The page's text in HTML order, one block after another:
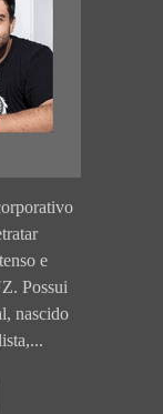
e
Possui
nascido